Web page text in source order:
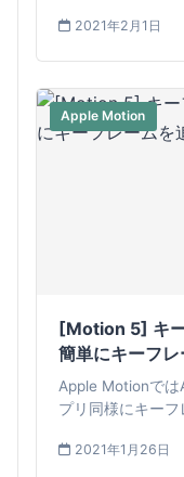
2021年2月1日
Apple Motion
[Motion 5] キ
簡単にキーフレ
Apple Motionで
プリ同様にキー
2021年1月26日